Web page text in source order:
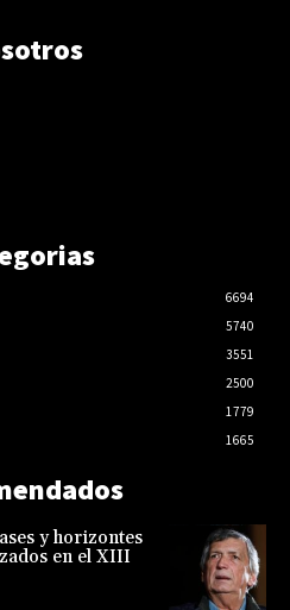
6694
5740
3551
2500
1779
1665
y horizontes
en el XIII